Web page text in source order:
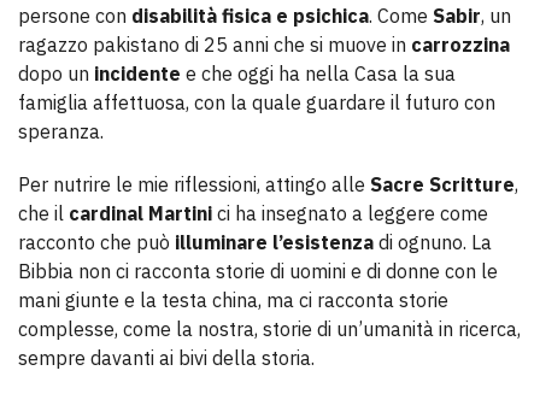
persone con disabilità fisica e psichica. Come Sabir, un
ragazzo pakistano di 25 anni che si muove in carrozzina
dopo un incidente e che oggi ha nella Casa la sua
famiglia affettuosa, con la quale guardare il futuro con
speranza.
Per nutrire le mie riflessioni, attingo alle Sacre Scritture,
che il cardinal Martini ci ha insegnato a leggere come
racconto che può illuminare l’esistenza di ognuno. La
Bibbia non ci racconta storie di uomini e di donne con le
mani giunte e la testa china, ma ci racconta storie
complesse, come la nostra, storie di un’umanità in ricerca,
sempre davanti ai bivi della storia.